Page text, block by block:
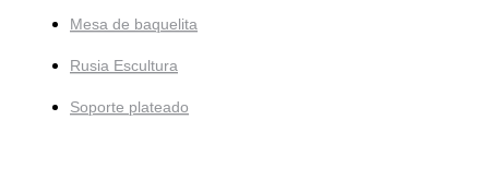
Mesa de baquelita
Rusia Escultura
Soporte plateado